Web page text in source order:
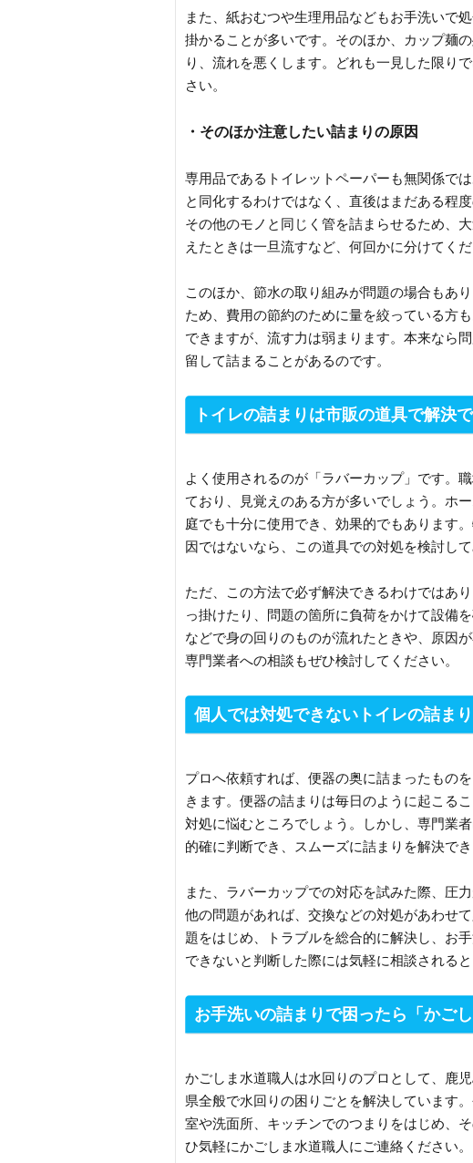
また、紙おむつや生理用品などもお手洗いで
掛かることが多いです。そのほか、カップ麺
り、流れを悪くします。どれも一見した限り
さい。
・そのほか注意したい詰まりの原因
専用品であるトイレットペーパーも無関係で
と同化するわけではなく、直後はまだある程
その他のモノと同じく管を詰まらせるため、
えたときは一旦流すなど、何回かに分けてくだ
このほか、節水の取り組みが問題の場合もあ
ため、費用の節約のために量を絞っている方
できますが、流す力は弱まります。本来なら
留して詰まることがあるのです。
トイレの詰まりは市販の道具で解決
よく使用されるのが「ラバーカップ」です。
ており、見覚えのある方が多いでしょう。ホ
庭でも十分に使用でき、効果的でもあります
因ではないなら、この道具での対処を検討して
ただ、この方法で必ず解決できるわけではあ
っ掛けたり、問題の箇所に負荷をかけて設備
などで身の回りのものが流れたときや、原因
専門業者への相談もぜひ検討してください。
個人では対処できないトイレの詰ま
プロへ依頼すれば、便器の奥に詰まったもの
きます。便器の詰まりは毎日のように起こる
対処に悩むところでしょう。しかし、専門業
的確に判断でき、スムーズに詰まりを解決でき
また、ラバーカップでの対応を試みた際、圧
他の問題があれば、交換などの対処があわせ
題をはじめ、トラブルを総合的に解決し、お
できないと判断した際には気軽に相談されると
お手洗いの詰まりで困ったら「かご
かごしま水道職人は水回りのプロとして、鹿
県全般で水回りの困りごとを解決しています
室や洗面所、キッチンでのつまりをはじめ、
ひ気軽にかごしま水道職人にご連絡ください。